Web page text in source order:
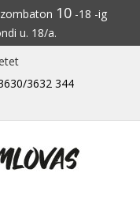
10-18 -ig
u. 18/a.
3632 344